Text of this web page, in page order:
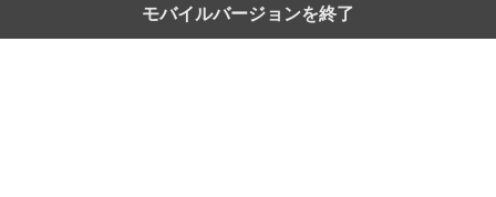
モバイルバージョンを終了